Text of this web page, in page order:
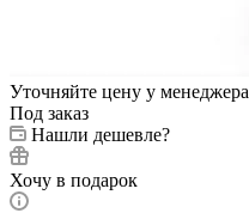
Уточняйте цену у менеджера
Под заказ
Нашли дешевле?
Хочу в подарок